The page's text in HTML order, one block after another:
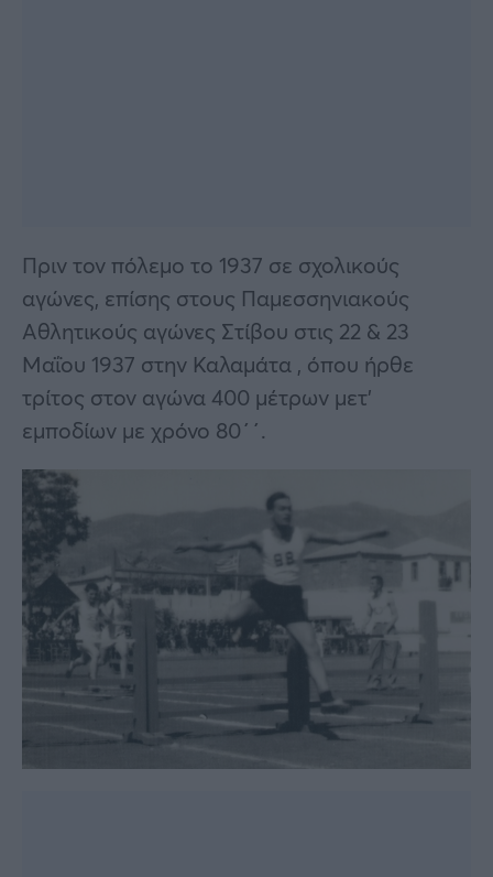
Πριν τον πόλεμο το 1937 σε σχολικούς
αγώνες, επίσης στους Παμεσσηνιακούς
Αθλητικούς αγώνες Στίβου στις 22 & 23
Μαΐου 1937 στην Καλαμάτα , όπου ήρθε
τρίτος στον αγώνα 400 μέτρων μετ’
εμποδίων με χρόνο 80΄΄.